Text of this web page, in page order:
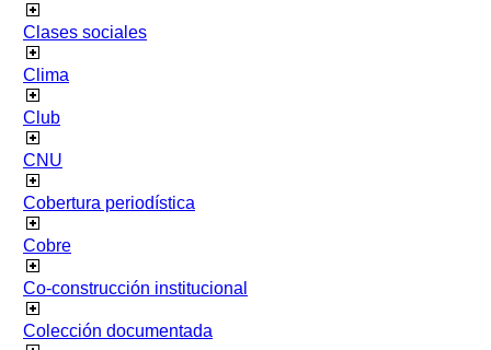
Clases sociales
Clima
Club
CNU
Cobertura periodística
Cobre
Co-construcción institucional
Colección documentada